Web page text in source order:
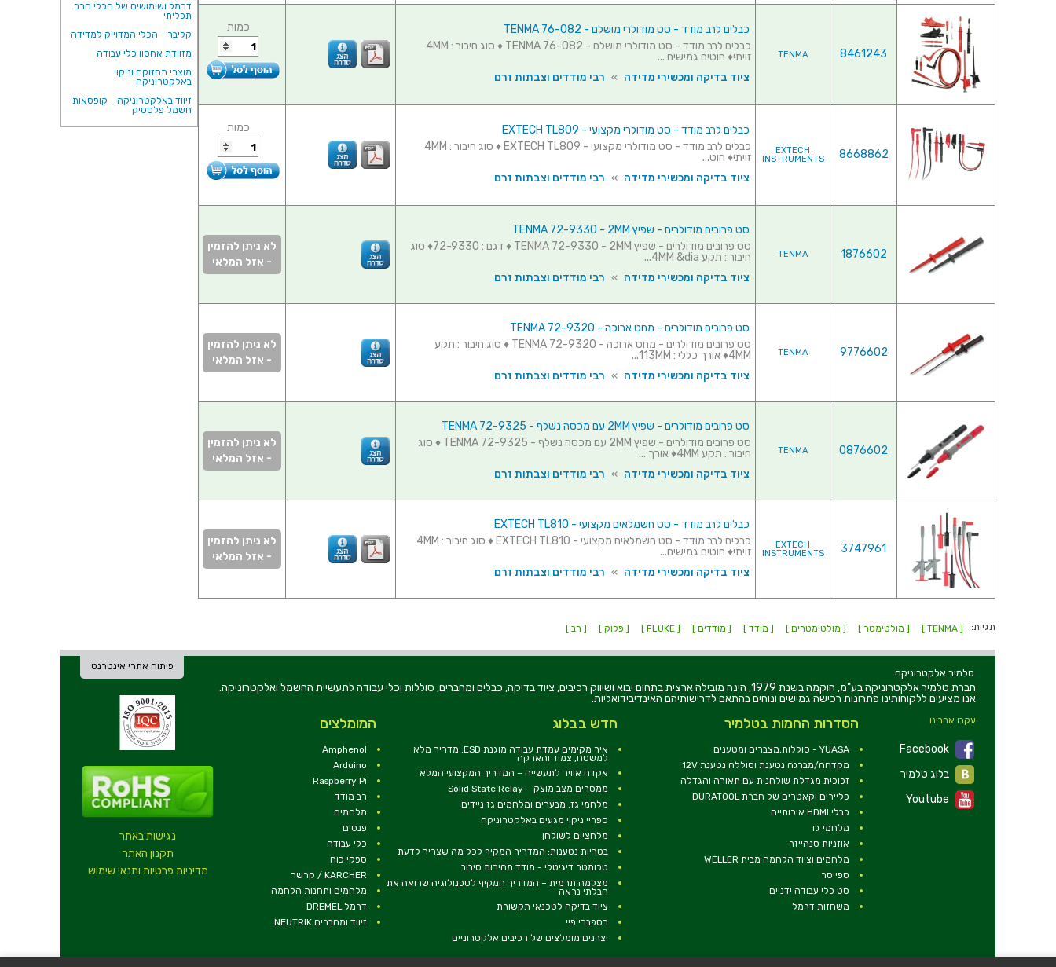
דרמל ושימושים של הכלי הרב
תכליתי
קליבר - הכלי המדוייק למדידה
מזוודת אחסון כלי עבודה
מוצרי תחזוקה וניקוי
באלקטרוניקה
זיווד באלקטרוניקה - קופסאות
חשמל פלסטיק
8461243
TENMA
כבלים לרב מודד - סט מודולרי מושלם - TENMA 76-082
כבלים לרב מודד - סט מודולרי מושלם - TENMA 76-082 ♦ סוג חיבור : 4MM
זויתי♦ חוטים גמישים ...
ציוד בדיקה ומכשירי מדידה » רבי מודדים וצבתות זרם
כמות
8668862
EXTECH
INSTRUMENTS
כבלים לרב מודד - סט מודולרי מקצועי - EXTECH TL809
כבלים לרב מודד - סט מודולרי מקצועי - EXTECH TL809 ♦ סוג חיבור : 4MM
זויתי♦ חוט...
ציוד בדיקה ומכשירי מדידה » רבי מודדים וצבתות זרם
כמות
1876602
TENMA
סט פרובים מודולרים - שפיץ TENMA 72-9330 - 2MM
סט פרובים מודולרים - שפיץ TENMA 72-9330 - 2MM ♦ דגם : 72-9330♦ סוג
חיבור : תקע 4MM &dia...
ציוד בדיקה ומכשירי מדידה » רבי מודדים וצבתות זרם
לא ניתן להזמין
- אזל המלאי
9776602
TENMA
סט פרובים מודולרים - מחט ארוכה - TENMA 72-9320
סט פרובים מודולרים - מחט ארוכה - TENMA 72-9320 ♦ סוג חיבור : תקע
4MM♦ אורך כללי : 113MM...
ציוד בדיקה ומכשירי מדידה » רבי מודדים וצבתות זרם
לא ניתן להזמין
- אזל המלאי
0876602
TENMA
סט פרובים מודולרים - שפיץ 2MM עם מכסה נשלף - TENMA 72-9325
סט פרובים מודולרים - שפיץ 2MM עם מכסה נשלף - TENMA 72-9325 ♦ סוג
חיבור : תקע 4MM♦ אורך ...
ציוד בדיקה ומכשירי מדידה » רבי מודדים וצבתות זרם
לא ניתן להזמין
- אזל המלאי
3747961
EXTECH
INSTRUMENTS
כבלים לרב מודד - סט חשמלאים מקצועי - EXTECH TL810
כבלים לרב מודד - סט חשמלאים מקצועי - EXTECH TL810 ♦ סוג חיבור : 4MM
זויתי♦ חוטים גמישים...
ציוד בדיקה ומכשירי מדידה » רבי מודדים וצבתות זרם
לא ניתן להזמין
- אזל המלאי
תגיות: [ TENMA ] [ מולטימטר ] [ מולטימטרים ] [ מודד ] [ מודדים ] [ FLUKE ] [ פלוק ] [ רב ]
פיתוח אתרי אינטרנט
נגישות באתר
תקנון האתר
מדיניות פרטיות ותנאי שימוש
טלמיר אלקטרוניקה
חברת טלמיר אלקטרוניקה בע"מ, הוקמה בשנת 1979, הינה מובילה ארצית בתחום יבוא ושיווק רכיבים, ציוד בדיקה, כבלים ומחברים, סוללות וכלי עבודה לתעשיית החשמל ואלקטרוניקה.
אנו מציעים ללקוחותינו פתרונות רכישה גמישים ונוחים בהתאם לדרישותיהם האינדיבידואליות.
עקבו אחרינו
Facebook
Youtube
המומלצים
Amphenol
Arduino
Raspberry Pi
רב מודד
מלחמים
פנסים
כלי עבודה
ספקי כוח
KARCHER / קרשר
מלחמים ותחנות הלחמה
דרמל DREMEL
זיווד ומחברים NEUTRIK
חדש בבלוג
איך מקימים עמדת עבודה מוגנת ESD: מדריך מלא
למשטח, צמיד והארקה
אקדח אוויר לתעשייה – המדריך המקצועי המלא
ממסרים מצב מוצק – Solid State Relay
מלחמי גז: מבערים ומלחמים גז ניידים
ספריי ניקוי מגעים באלקטרוניקה
מלחציים לשולחן
בטריות נטענות: המדריך המקיף לכל מה שצריך לדעת
טכומטר דיגיטלי - מודד מהירות סיבוב
מצלמה תרמית – המדריך המקיף לטכנולוגיה שרואה את
הבלתי נראה
ציוד בדיקה לטכנאי תקשורת
רספברי פיי
יצרנים מומלצים של רכיבים אלקטרוניים
הסדרות החמות בטלמיר
YUASA - סוללות,מצברים ומטענים
מקדחה/מברגה נטענת וסוללה נטענת 12V
זכוכית מגדלת שולחנית עם תאורה והגדלה
פליירים וקאטרים של חברת DURATOOL
כבלי HDMI איכותיים
מלחמי גז
אוזניות סנהייזר
מלחמים וציוד הלחמה מבית WELLER
ספייסר
סט כלי עבודה ידניים
משחזות דרמל